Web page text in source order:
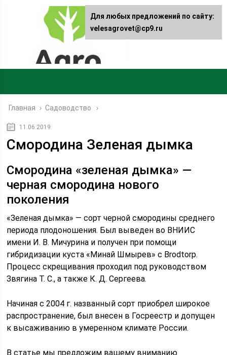
Главная › Садоводство
11.06.2019
Смородина Зеленая дымка
Смородина «зеленая дымка» —
черная смородина нового
поколения
«Зеленая дымка» — сорт черной смородины среднего
периода плодоношения. Был выведен во ВНИИС
имени И. В. Мичурина и получен при помощи
гибридизации куста «Минай Шмырев» с Brodtorp.
Процесс скрещивания проходил под руководством
Звягина Т. С., а также К. Д. Сергеева.
Начиная с 2004 г. названный сорт приобрел широкое
распространение, был внесен в Госреестр и допущен
к высаживанию в умеренном климате России.
В статье мы предложим вашему вниманию
Для любых предложений по сайту:
velesagrovet@cp9.ru